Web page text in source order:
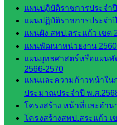
แผนปฏิบัติราชการประจำ
แผนปฏิบัติราชการประจำ
แผนผัง สพป.สระแก้ว เขต
แผนพัฒนาหน่วยงาน
แผนยุทธศาสตร์หรือแผน
2566-2570
แผนและความก้าวหน้าใน
ประมาณประจำปี พ.ศ
โครงสร้าง หน้าที่และอำน
โครงสร้างสพป.สระแก้ว เ
Line
Tel 037-232263: